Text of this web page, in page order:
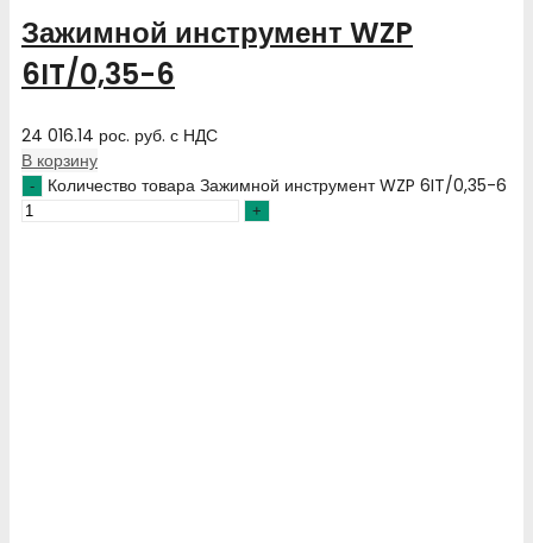
Зажимной инструмент WZP
6IT/0,35-6
24 016.14 рос. руб. с НДС
В корзину
Количество товара Зажимной инструмент WZP 6IT/0,35-6